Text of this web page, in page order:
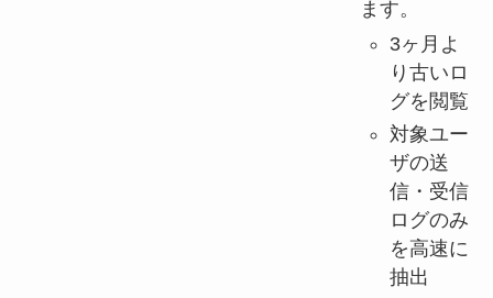
ます。
3ヶ月よ
り古いロ
グを閲覧
対象ユー
ザの送
信・受信
ログのみ
を高速に
抽出